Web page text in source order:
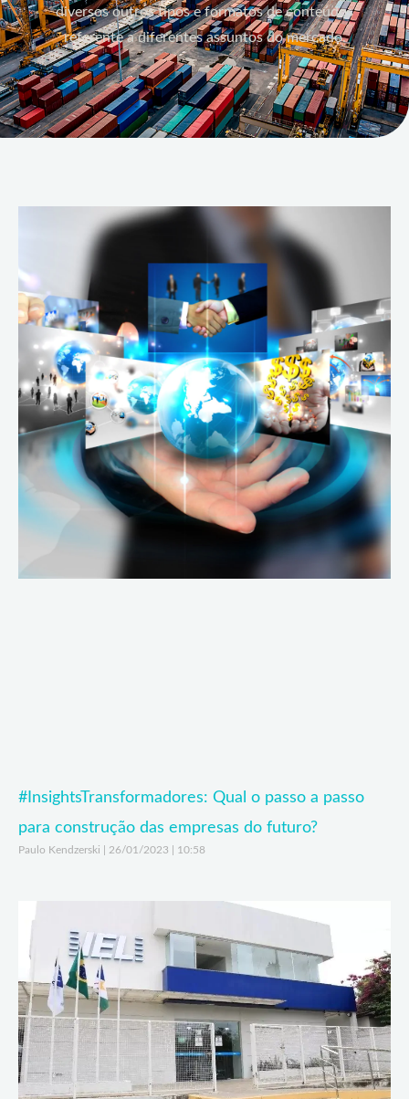
diversos outros tipos e formatos de conteúdos
referente a diferentes assuntos do mercado.
#InsightsTransformadores: Qual o passo a passo
para construção das empresas do futuro?
Paulo Kendzerski 26/01/2023 10:58